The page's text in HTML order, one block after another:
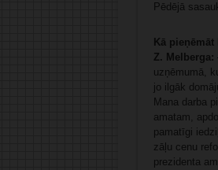
Pēdējā
Kā
Z. Melberga:
uzņēmumā,
jo ilgāk
Mana darba
amatam,
pamatīgi
zāļu cenu
prezidenta